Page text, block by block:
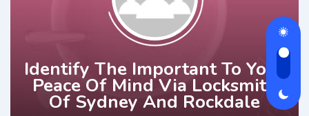
Identify The Important To Your
Peace Of Mind Via Locksmith
Of Sydney And Rockdale